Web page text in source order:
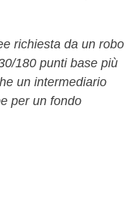
richiesta da un robo
180 punti base più
un intermediario
per un fondo